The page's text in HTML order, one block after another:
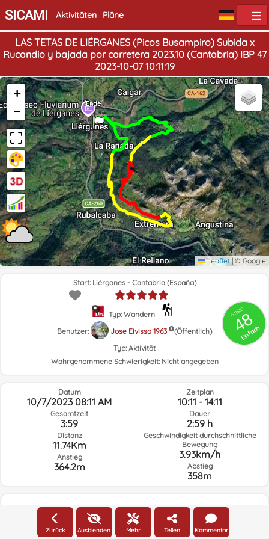
SICAMI Aktivitäten Pläne
LAS TETAS DE LIÉRGANES (Picos Busampiro) Subida x
Rucandio y bajada por carretera 2023.10 (Cantabria) IBP 47
2023-10-07 10:11:19
Start
Ende
+
−
Leaflet | © Google
GRSIC
48
Einfach
Start: Liérganes - Cantabria (España)
Typ: Wandern
Benutzer:
Jose Eivissa 1963
(Öffentlich)
Typ: Aktivität
Wahrgenommene Schwierigkeit: Nicht angegeben
Datum
10/7/2023 08:11 AM
Gesamtzeit
3:59
Distanz
11.74Km
Anstieg
364.2m
Zeitplan
10:11 - 14:11
Dauer
2:59 h
Geschwindigkeit durchschnittliche
Bewegung
3.93km/h
Abstieg
358m
Wetter am Tag der Route und ausgewählte Zeit
08:00
Zurück Ausblenden Mehr Teilen Kommentar